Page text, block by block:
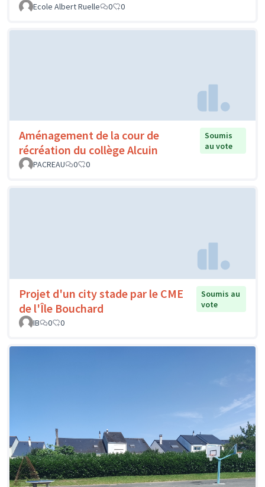
Ecole Albert Ruelle
0 0
Aménagement de la cour de
récréation du collège Alcuin
Soumis
au vote
PACREAU
0 0
Projet d'un city stade par le CME
de l'Île Bouchard
Soumis au
vote
IB
0 0